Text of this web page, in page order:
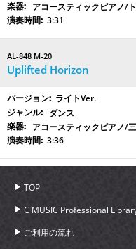
アコースティックピアノ/
3:31
AL-848 M-20
Uplifted Horizon
ライトVer.
ダンス
アコースティックピアノ/
3:36
TOP
C MUSIC Professional
ご利用の流れ